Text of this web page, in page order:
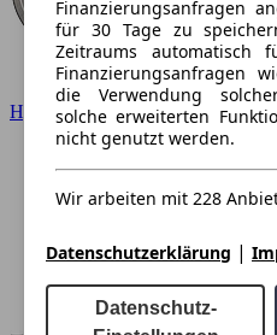
Hyundai
Finanzierungsanfragen
für 30 Tage zu
Zeitraums automatisch
Finanzierungsanfragen
die Verwendung
solche erweiterten
nicht genutzt werden.
Wir arbeiten mit 228
Datenschutzerklärung |
Datenschutz-